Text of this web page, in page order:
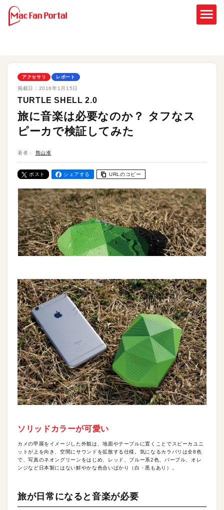
アクセサリ レポート
掲載日： 2016年1月15日
TURTLE SHELL 2.0
旅に音楽は必要なのか？ タフなス
ピーカで検証してみた
著者： 熊山准
ポスト シェアする URLのコピー
ソリッドカラーが可愛い
カメの甲羅をイメージした外観は、地面やテーブルに置くことでスピーカユニ
ットが上を向き、空間にサウンドを拡散する仕様。気になるカラバリは全8色
で、写真のネオングリーンをはじめ、レッド、ブルー系2色、パープル、オレ
ンジなど日本製にはない鮮やかな色合いばかり（白・黒もあり）。
旅が日常になると音楽が必要